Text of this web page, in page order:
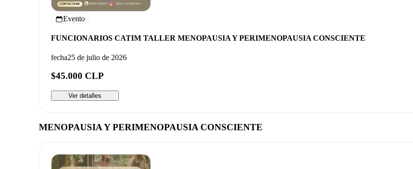
Evento
FUNCIONARIOS CATIM TALLER MENOPAUSIA Y PERIMENOPAUSIA CONSCIENTE
fecha25 de julio de 2026
$45.000 CLP
Ver detalles
MENOPAUSIA Y PERIMENOPAUSIA CONSCIENTE